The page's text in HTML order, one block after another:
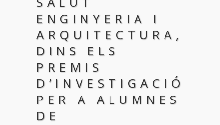
ENGINYERIA I
ARQUITECTURA,
DINS ELS
PREMIS
D’INVESTIGACIÓ
PER A ALUMNES
DE